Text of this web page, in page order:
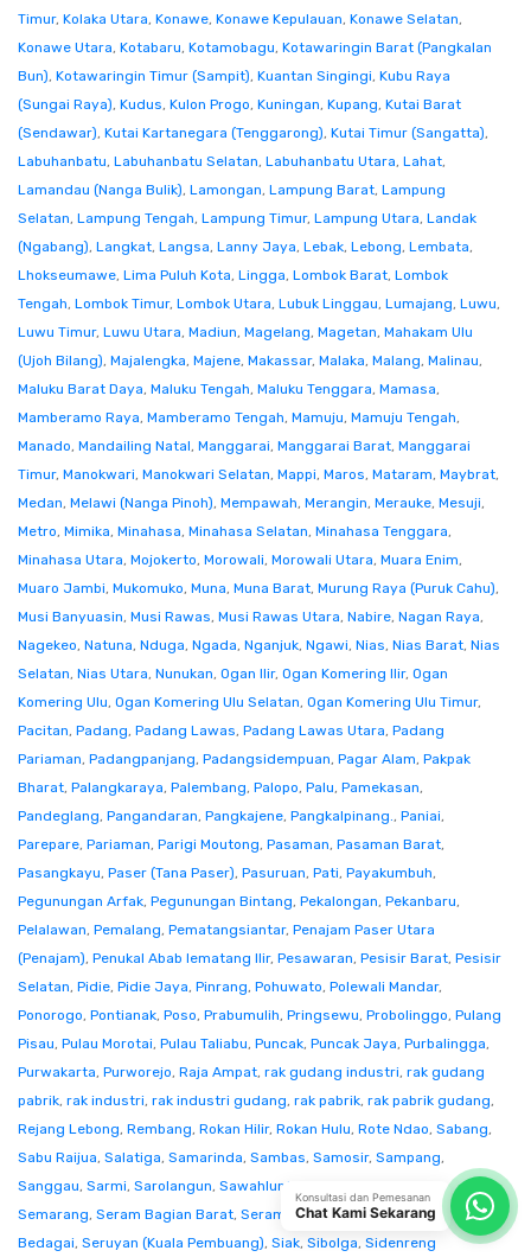
Timur, Kolaka Utara, Konawe, Konawe Kepulauan, Konawe Selatan,
Konawe Utara, Kotabaru, Kotamobagu, Kotawaringin Barat (Pangkalan
Bun), Kotawaringin Timur (Sampit), Kuantan Singingi, Kubu Raya
(Sungai Raya), Kudus, Kulon Progo, Kuningan, Kupang, Kutai Barat
(Sendawar), Kutai Kartanegara (Tenggarong), Kutai Timur (Sangatta),
Labuhanbatu, Labuhanbatu Selatan, Labuhanbatu Utara, Lahat,
Lamandau (Nanga Bulik), Lamongan, Lampung Barat, Lampung
Selatan, Lampung Tengah, Lampung Timur, Lampung Utara, Landak
(Ngabang), Langkat, Langsa, Lanny Jaya, Lebak, Lebong, Lembata,
Lhokseumawe, Lima Puluh Kota, Lingga, Lombok Barat, Lombok
Tengah, Lombok Timur, Lombok Utara, Lubuk Linggau, Lumajang, Luwu,
Luwu Timur, Luwu Utara, Madiun, Magelang, Magetan, Mahakam Ulu
(Ujoh Bilang), Majalengka, Majene, Makassar, Malaka, Malang, Malinau,
Maluku Barat Daya, Maluku Tengah, Maluku Tenggara, Mamasa,
Mamberamo Raya, Mamberamo Tengah, Mamuju, Mamuju Tengah,
Manado, Mandailing Natal, Manggarai, Manggarai Barat, Manggarai
Timur, Manokwari, Manokwari Selatan, Mappi, Maros, Mataram, Maybrat,
Medan, Melawi (Nanga Pinoh), Mempawah, Merangin, Merauke, Mesuji,
Metro, Mimika, Minahasa, Minahasa Selatan, Minahasa Tenggara,
Minahasa Utara, Mojokerto, Morowali, Morowali Utara, Muara Enim,
Muaro Jambi, Mukomuko, Muna, Muna Barat, Murung Raya (Puruk Cahu),
Musi Banyuasin, Musi Rawas, Musi Rawas Utara, Nabire, Nagan Raya,
Nagekeo, Natuna, Nduga, Ngada, Nganjuk, Ngawi, Nias, Nias Barat, Nias
Selatan, Nias Utara, Nunukan, Ogan Ilir, Ogan Komering Ilir, Ogan
Komering Ulu, Ogan Komering Ulu Selatan, Ogan Komering Ulu Timur,
Pacitan, Padang, Padang Lawas, Padang Lawas Utara, Padang
Pariaman, Padangpanjang, Padangsidempuan, Pagar Alam, Pakpak
Bharat, Palangkaraya, Palembang, Palopo, Palu, Pamekasan,
Pandeglang, Pangandaran, Pangkajene, Pangkalpinang., Paniai,
Parepare, Pariaman, Parigi Moutong, Pasaman, Pasaman Barat,
Pasangkayu, Paser (Tana Paser), Pasuruan, Pati, Payakumbuh,
Pegunungan Arfak, Pegunungan Bintang, Pekalongan, Pekanbaru,
Pelalawan, Pemalang, Pematangsiantar, Penajam Paser Utara
(Penajam), Penukal Abab lematang Ilir, Pesawaran, Pesisir Barat, Pesisir
Selatan, Pidie, Pidie Jaya, Pinrang, Pohuwato, Polewali Mandar,
Ponorogo, Pontianak, Poso, Prabumulih, Pringsewu, Probolinggo, Pulang
Pisau, Pulau Morotai, Pulau Taliabu, Puncak, Puncak Jaya, Purbalingga,
Purwakarta, Purworejo, Raja Ampat, rak gudang industri, rak gudang
pabrik, rak industri, rak industri gudang, rak pabrik, rak pabrik gudang,
Rejang Lebong, Rembang, Rokan Hilir, Rokan Hulu, Rote Ndao, Sabang,
Sabu Raijua, Salatiga, Samarinda, Sambas, Samosir, Sampang,
Sanggau, Sarmi, Sarolangun, Sawahlunto
Semarang, Seram Bagian Barat, Seram Bagian Timur,Serang Serdang
Bedagai, Seruyan (Kuala Pembuang), Siak, Sibolga, Sidenreng
Konsultasi dan Pemesanan
Chat Kami Sekarang